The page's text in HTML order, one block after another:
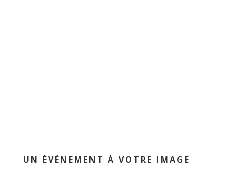
UN ÉVÉNEMENT À VOTRE IMAGE